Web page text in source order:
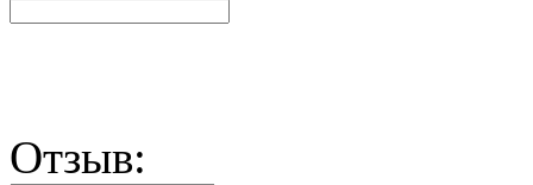
Отзыв: